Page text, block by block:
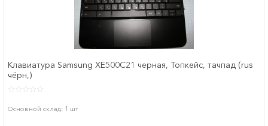
Клавиатура Samsung XE500C21 черная, Топкейс, тачпад (rus
чёрн,)
Основной склад: 1 шт